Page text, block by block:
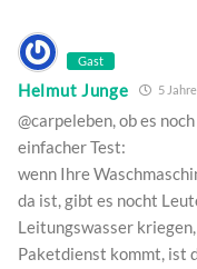
Gast
Helmut Junge 5
@carpeleben, ob es
einfacher Test:
wenn Ihre
da ist, gibt es nocht
Leitungswasser
Paketdienst kommt, ist